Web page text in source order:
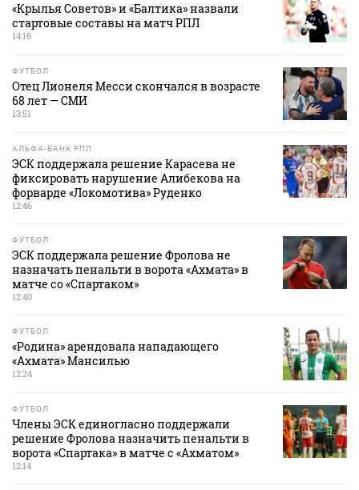
«Крылья Советов» и «Балтика» назвали
стартовые составы на матч РПЛ
14:16
ФУТБОЛ
Отец Лионеля Месси скончался в возрасте
68 лет — СМИ
13:51
АЛЬФА-БАНК РПЛ
ЭСК поддержала решение Карасева не
фиксировать нарушение Алибекова на
форварде «Локомотива» Руденко
12:46
ФУТБОЛ
ЭСК поддержала решение Фролова не
назначать пенальти в ворота «Ахмата» в
матче со «Спартаком»
12:40
ФУТБОЛ
«Родина» арендовала нападающего
«Ахмата» Мансилью
12:24
ФУТБОЛ
Члены ЭСК единогласно поддержали
решение Фролова назначить пенальти в
ворота «Спартака» в матче с «Ахматом»
12:14